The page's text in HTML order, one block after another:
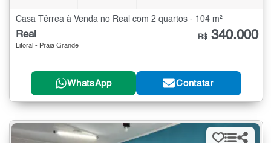
Casa Térrea à Venda no Real com 2 quartos - 104 m²
Real
Litoral - Praia Grande
R$ 340.000
WhatsApp Contatar